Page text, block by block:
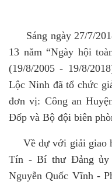
Sáng ngày 27/7/
13 năm “Ngày hội
(19/8/2005 - 19/8/
Lộc Ninh đã tổ chức
đơn vị: Công an
Đốp và Bộ đội biên
Về dự với giải giao
Tín - Bí thư Đảng ủy
Nguyễn Quốc Vĩnh -